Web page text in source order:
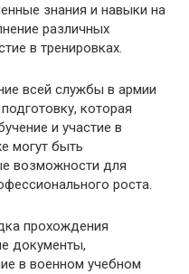
знания и навыки на
различных
в тренировках.
всей службы в армии
которая
и участие в
могут быть
возможности для
роста.
прохождения
документы,
в военном учебном